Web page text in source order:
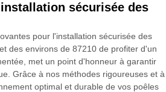
sécurisée des
pour l'installation sécurisée des
des environs de 87210 de profiter d'un
met un point d'honneur à garantir
Grâce à nos méthodes rigoureuses et à
optimal et durable de vos poêles